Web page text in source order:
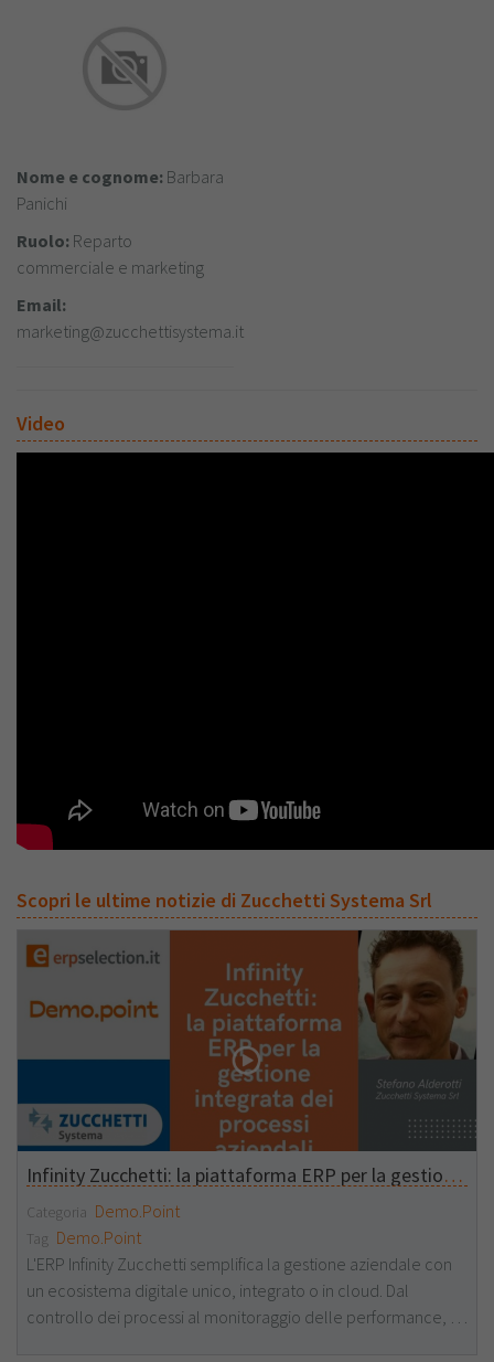
Nome e cognome: Barbara
Panichi
Ruolo: Reparto
commerciale e marketing
Email:
marketing@zucchettisystema.it
Video
Scopri le ultime notizie di Zucchetti Systema Srl
Infinity Zucchetti: la piattaforma ERP per la gestione integrata dei processi aziendali
Categoria Demo.Point
Tag Demo.Point
L'ERP Infinity Zucchetti semplifica la gestione aziendale con
un ecosistema digitale unico, integrato o in cloud. Dal
controllo dei processi al monitoraggio delle performance, la